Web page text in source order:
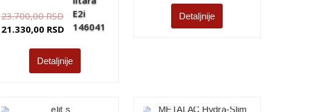
23.700,00RSD
21.330,00 RSD
Detaljnije
Detaljnije